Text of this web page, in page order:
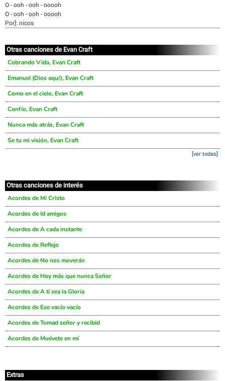
O - ooh - ooh - ooooh
O - ooh - ooh - ooooh
Por]: nicos
Otras canciones de Evan Craft
Cobrando Vida, Evan Craft
Emanuel (Dios aquí), Evan Craft
Como en el cielo, Evan Craft
Confío, Evan Craft
Nunca más atrás, Evan Craft
Se tu mi visión, Evan Craft
[ver todas]
Otras canciones de interés
Acordes de Mi Cristo
Acordes de Id amigos
Acordes de A cada instante
Acordes de Reflejo
Acordes de No nos moverán
Acordes de Hoy más que nunca Señor
Acordes de A tí sea la Gloria
Acordes de Ese vacío vacío
Acordes de Tomad señor y recibid
Acordes de Muévete en mí
Extras